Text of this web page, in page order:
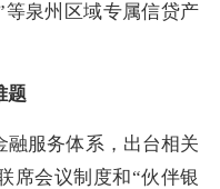
等泉州区域专属信贷产
题
服务体系，出台相关
席会议制度和“伙伴银